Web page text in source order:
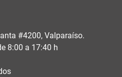
#4200, Valparaíso.
8:00 a 17:40 h